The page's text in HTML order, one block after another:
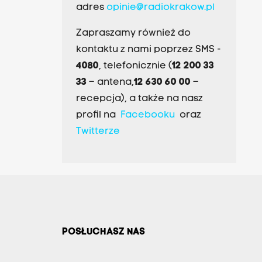
adres opinie@radiokrakow.pl
Zapraszamy również do
kontaktu z nami poprzez SMS -
4080, telefonicznie (12 200 33
33– antena,12 630 60 00 –
recepcja), a także na nasz
profil na Facebookuoraz
Twitterze
POSŁUCHASZ NAS